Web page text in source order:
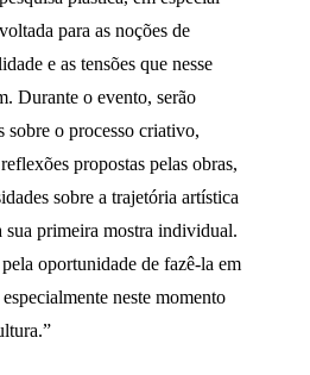
para as noções de
e as tensões que nesse
Durante o evento, serão
sobre o processo criativo,
propostas pelas obras,
sobre a trajetória artística
primeira mostra individual.
oportunidade de fazê-la em
neste momento